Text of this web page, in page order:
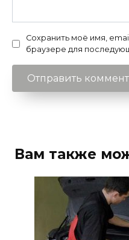
Сохранить моё имя,
браузере для
Вам также